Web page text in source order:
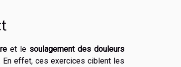
et le soulagement des douleurs
effet, ces exercices ciblent les